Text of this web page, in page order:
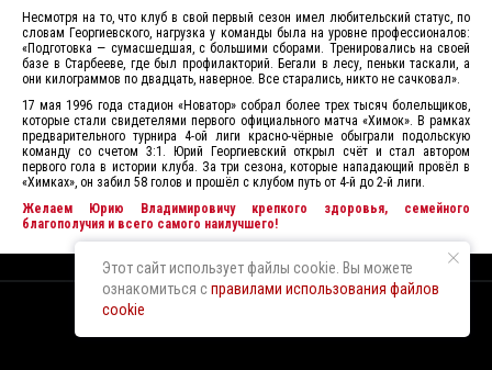
Несмотря на то, что клуб в свой первый сезон имел любительский статус, по
словам Георгиевского, нагрузка у команды была на уровне профессионалов:
«Подготовка — сумасшедшая, с большими сборами. Тренировались на своей
базе в Старбееве, где был профилакторий. Бегали в лесу, пеньки таскали, а
они килограммов по двадцать, наверное. Все старались, никто не сачковал».
17 мая 1996 года стадион «Новатор» собрал более трех тысяч болельщиков,
которые стали свидетелями первого официального матча «Химок». В рамках
предварительного турнира 4-ой лиги красно-чёрные обыграли подольскую
команду со счетом 3:1. Юрий Георгиевский открыл счёт и стал автором
первого гола в истории клуба. За три сезона, которые нападающий провёл в
«Химках», он забил 58 голов и прошёл с клубом путь от 4-й до 2-й лиги.
Желаем Юрию Владимировичу крепкого здоровья, семейного
благополучия и всего самого наилучшего!
Этот сайт использует файлы cookie. Вы можете
ознакомиться справилами использования файлов
cookie